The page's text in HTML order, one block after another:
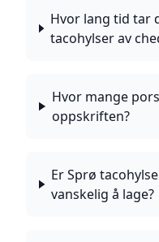
Hvor lang tid tar
tacohylser av
Hvor mange
oppskriften?
Er Sprø
vanskelig å lage?